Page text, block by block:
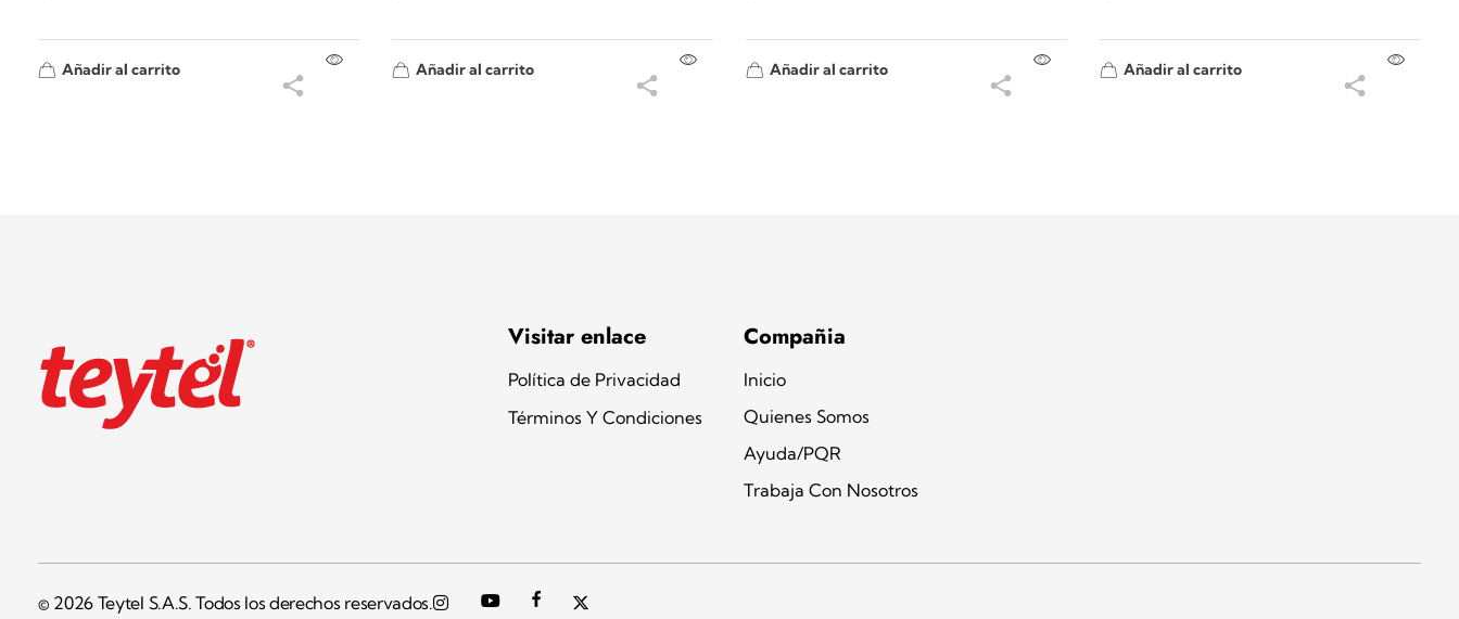
Añadir al carrito Añadir al carrito Añadir al carrito Añadir al carrito
Visitar enlace
Política de Privacidad
Términos Y Condiciones
Compañia
Inicio
Quienes Somos
Ayuda/PQR
Trabaja Con Nosotros
© 2026 Teytel S.A.S. Todos los derechos reservados.